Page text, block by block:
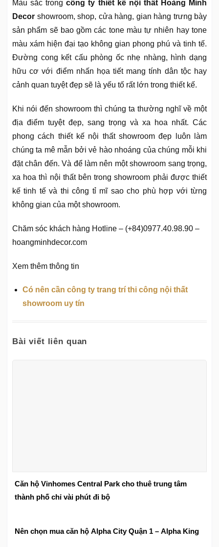
Màu sắc trongcông ty thiết kế nội thất Hoàng Minh
Decor showroom, shop, cửa hàng, gian hàng trưng bày
sản phẩm sẽ bao gồm các tone màu tự nhiên hay tone
màu xám hiện đại tạo không gian phong phú và tinh tế.
Đường cong kết cấu phòng ốc nhẹ nhàng, hình dạng
hữu cơ với điểm nhấn họa tiết mang tính dân tộc hay
cảnh quan tuyệt đẹp sẽ là yếu tố rất lớn trong thiết kế.
Khi nói đến showroom thì chúng ta thường nghĩ về một
địa điểm tuyệt đẹp, sang trọng và xa hoa nhất. Các
phong cách thiết kế nội thất showroom đẹp luôn làm
chúng ta mê mẫn bởi vẻ hào nhoáng của chúng mỗi khi
đặt chân đến. Và để làm nên một showroom sang trọng,
xa hoa thì nội thất bên trong showroom phải được thiết
kế tinh tế và thi công tỉ mĩ sao cho phù hợp với từng
không gian của một showroom.
Chăm sóc khách hàng Hotline – (+84)0977.40.98.90 –
hoangminhdecor.com
Xem thêm thông tin
Có nên cần công ty trang trí thi công nội thất
showroom uy tín
Bài viết liên quan
Căn hộ Vinhomes Central Park cho thuê trung tâm
thành phố chỉ vài phút đi bộ
Nên chọn mua căn hộ Alpha City Quận 1 – Alpha King